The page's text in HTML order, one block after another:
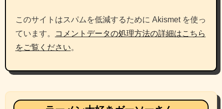
このサイトはスパムを低減するために Akismet を使っ
ています。
コメントデータの処理方法の詳細はこちら
をご覧ください。